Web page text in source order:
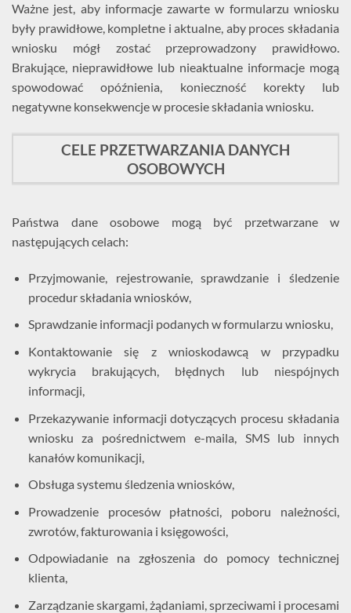
Ważne jest, aby informacje zawarte w formularzu wniosku
były prawidłowe, kompletne i aktualne, aby proces składania
wniosku mógł zostać przeprowadzony prawidłowo.
Brakujące, nieprawidłowe lub nieaktualne informacje mogą
spowodować opóźnienia, konieczność korekty lub
negatywne konsekwencje w procesie składania wniosku.
CELE PRZETWARZANIA DANYCH
OSOBOWYCH
Państwa dane osobowe mogą być przetwarzane w
następujących celach:
Przyjmowanie, rejestrowanie, sprawdzanie i śledzenie
procedur składania wniosków,
Sprawdzanie informacji podanych w formularzu wniosku,
Kontaktowanie się z wnioskodawcą w przypadku
wykrycia brakujących, błędnych lub niespójnych
informacji,
Przekazywanie informacji dotyczących procesu składania
wniosku za pośrednictwem e-maila, SMS lub innych
kanałów komunikacji,
Obsługa systemu śledzenia wniosków,
Prowadzenie procesów płatności, poboru należności,
zwrotów, fakturowania i księgowości,
Odpowiadanie na zgłoszenia do pomocy technicznej
klienta,
Zarządzanie skargami, żądaniami, sprzeciwami i procesami